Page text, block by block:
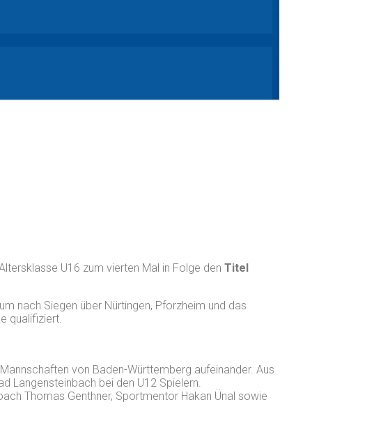
U16 zum vierten Mal in Folge den Titel
nach Siegen über Nürtingen, Pforzheim und das
qualifiziert.
von Baden-Württemberg aufeinander. Aus
Langensteinbach bei den U12 Spielern.
Thomas Genthner, Sportmentor Hakan Ünal sowie